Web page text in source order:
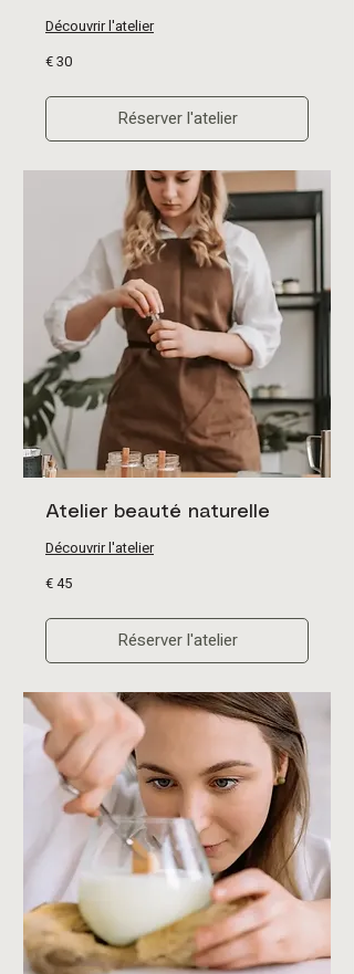
Découvrir l'atelier
30
euro
€ 30
Réserver l'atelier
Atelier beauté naturelle
Découvrir l'atelier
45
euro
€ 45
Réserver l'atelier